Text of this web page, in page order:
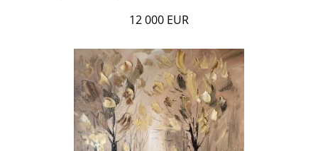
12 000 EUR